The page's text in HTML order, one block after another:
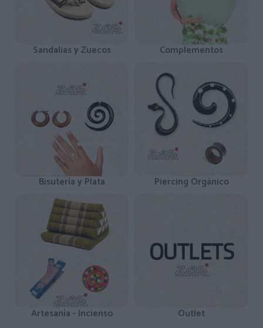
Sandalias y Zuecos Complementos
Bisutería y Plata Piercing Orgánico
Artesanía - Incienso Outlet